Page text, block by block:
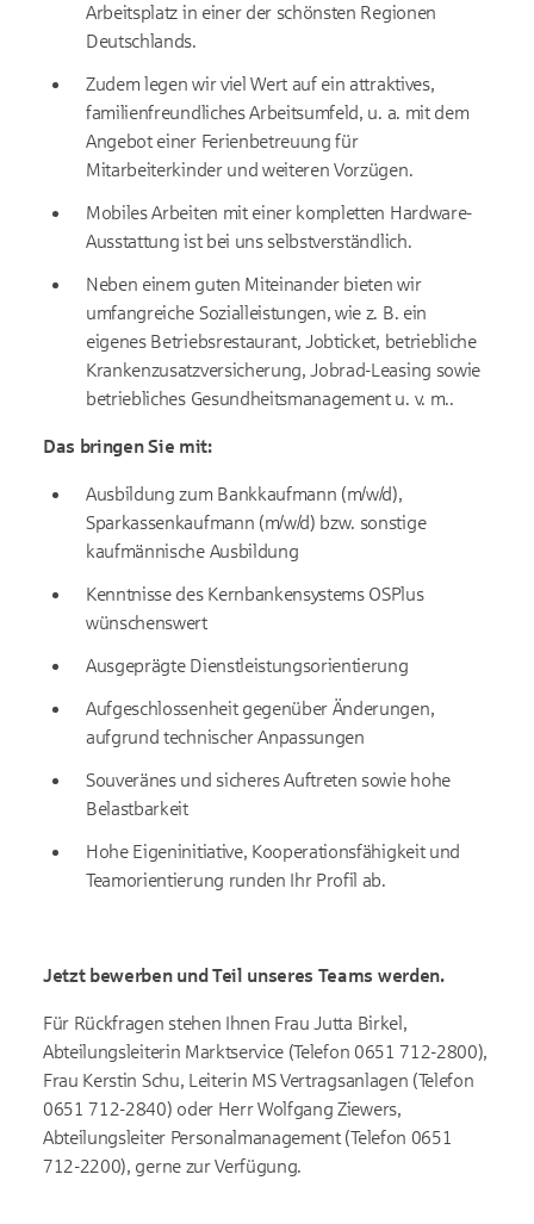
Arbeitsplatz in einer der schönsten Regionen
Deutschlands.
Zudem legen wir viel Wert auf ein attraktives,
familienfreundliches Arbeitsumfeld, u. a. mit dem
Angebot einer Ferienbetreuung für
Mitarbeiterkinder und weiteren Vorzügen.
Mobiles Arbeiten mit einer kompletten Hardware-
Ausstattung ist bei uns selbstverständlich.
Neben einem guten Miteinander bieten wir
umfangreiche Sozialleistungen, wie z. B. ein
eigenes Betriebsrestaurant, Jobticket, betriebliche
Krankenzusatzversicherung, Jobrad-Leasing sowie
betriebliches Gesundheitsmanagement u. v. m..
Das bringen Sie mit:
Ausbildung zum Bankkaufmann (m/w/d),
Sparkassenkaufmann (m/w/d) bzw. sonstige
kaufmännische Ausbildung
Kenntnisse des Kernbankensystems OSPlus
wünschenswert
Ausgeprägte Dienstleistungsorientierung
Aufgeschlossenheit gegenüber Änderungen,
aufgrund technischer Anpassungen
Souveränes und sicheres Auftreten sowie hohe
Belastbarkeit
Hohe Eigeninitiative, Kooperationsfähigkeit und
Teamorientierung runden Ihr Profil ab.
Jetzt bewerben und Teil unseres Teams werden.
Für Rückfragen stehen Ihnen Frau Jutta Birkel,
Abteilungsleiterin Marktservice (Telefon 0651 712-2800),
Frau Kerstin Schu, Leiterin MS Vertragsanlagen (Telefon
0651 712-2840) oder Herr Wolfgang Ziewers,
Abteilungsleiter Personalmanagement (Telefon 0651
712-2200), gerne zur Verfügung.